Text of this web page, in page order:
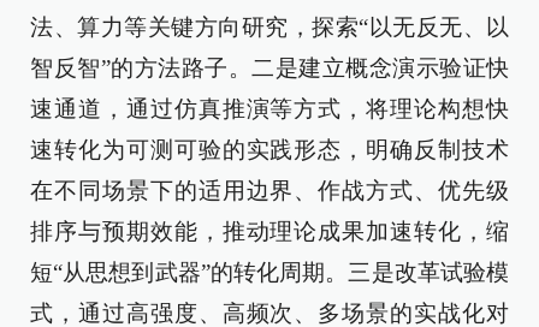
法、算力等关键方向研究，探索“以无反无、以
智反智”的方法路子。二是建立概念演示验证快
速通道，通过仿真推演等方式，将理论构想快
速转化为可测可验的实践形态，明确反制技术
在不同场景下的适用边界、作战方式、优先级
排序与预期效能，推动理论成果加速转化，缩
短“从思想到武器”的转化周期。三是改革试验模
式，通过高强度、高频次、多场景的实战化对